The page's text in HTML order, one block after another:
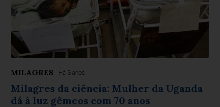
MILAGRES Há 3 anos
Milagres da ciência: Mulher da Uganda
dá à luz gêmeos com 70 anos